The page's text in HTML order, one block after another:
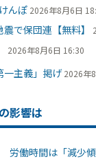
んぽ 2026年8月6日
で保団連【無料】
2026年8月6日 16:30
主義」掲げ 2026年
影響は
働時間は「減少傾